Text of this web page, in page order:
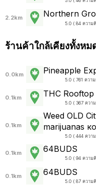
2.2km Northern
5.0 ( 84 ความ
ร้านค้าใกล้เคียงทั้งหม
0.0km Pineapple
5.0 ( 761 ควา
0.1km THC
5.0 ( 367 ควา
0.1km
Weed OLD
marijuanas
5.0 ( 444 ควา
0.1km 64BUDS
5.0 ( 94 ความ
0.1km 64BUDS
5.0 ( 87 ความ